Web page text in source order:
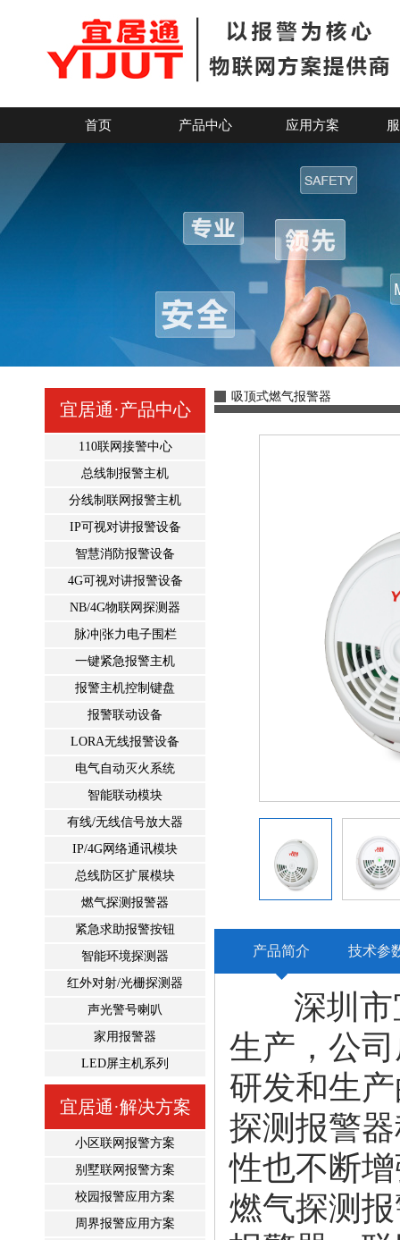
首页 产品中心 应用方案
吸顶式燃气报警器
产品简介 技术参
深圳市
生产，公
研发和生
探测报警
性也不断
燃气探测
宜居通·产品中心
110联网接警中心
总线制报警主机
分线制联网报警主机
IP可视对讲报警设备
智慧消防报警设备
4G可视对讲报警设备
NB/4G物联网探测器
脉冲|张力电子围栏
一键紧急报警主机
报警主机控制键盘
报警联动设备
LORA无线报警设备
电气自动灭火系统
智能联动模块
有线/无线信号放大器
IP/4G网络通讯模块
总线防区扩展模块
燃气探测报警器
紧急求助报警按钮
智能环境探测器
红外对射/光栅探测器
声光警号喇叭
家用报警器
LED屏主机系列
宜居通·解决方案
小区联网报警方案
别墅联网报警方案
校园报警应用方案
周界报警应用方案